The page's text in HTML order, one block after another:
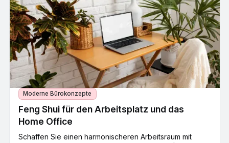
Moderne Bürokonzepte
Feng Shui für den Arbeitsplatz und das
Home Office
Schaffen Sie einen harmonischeren Arbeitsraum mit